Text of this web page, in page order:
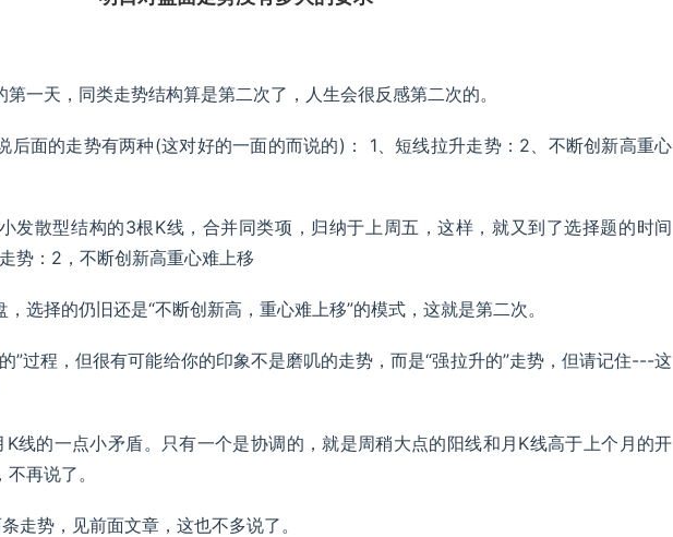
一天，同类走势结构算是第二次了，人生会很反感第二次的。
后面的走势有两种(这对好的一面的而说的)： 1、短线拉升走势：2、不断创新高重心
发散型结构的3根K线，合并同类项，归纳于上周五，这样，就又到了选择题的时间
势：2，不断创新高重心难上移
选择的仍旧还是“不断创新高，重心难上移”的模式，这就是第二次。
”过程，但很有可能给你的印象不是磨叽的走势，而是“强拉升的”走势，但请记住---这
线的一点小矛盾。只有一个是协调的，就是周稍大点的阳线和月K线高于上个月的开
再说了。
走势，见前面文章，这也不多说了。